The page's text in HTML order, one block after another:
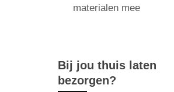
materialen mee
Bij jou thuis laten
bezorgen?